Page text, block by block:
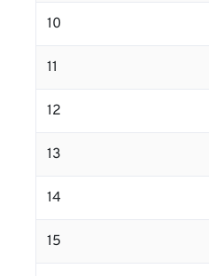
10
11
12
13
14
15